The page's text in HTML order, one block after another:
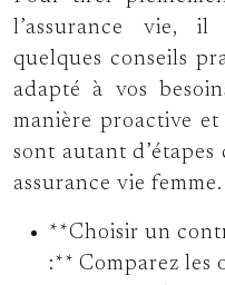
l’assurance vie,
quelques conseils
adapté à vos
manière proactive
sont autant
assurance vie femme.
**Choisir un
:** Comparez les